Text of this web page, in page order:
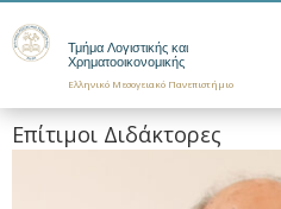
Τμήμα Λογιστικής και
Χρηματοοικονομικής
Ελληνικό Μεσογειακό Πανεπιστήμιο
Επίτιμοι Διδάκτορες